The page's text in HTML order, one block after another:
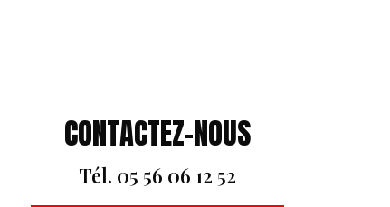
CONTACTEZ-NOUS
Tél. 05 56 06 12 52